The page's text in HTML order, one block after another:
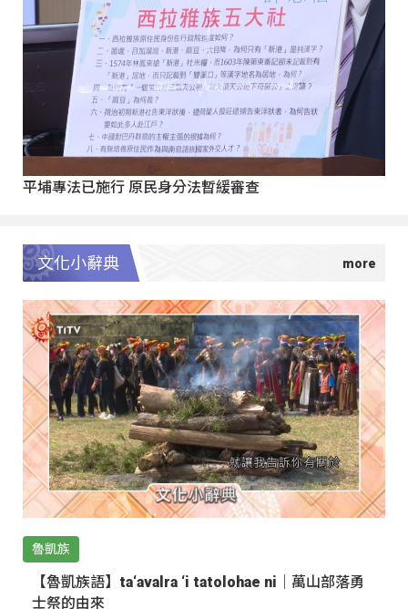
平埔專法已施行 原民身分法暫緩審查
文化小辭典
魯凱族
【魯凱族語】ta‘avalra ‘i tatolohae ni｜萬山部落勇
士祭的由來